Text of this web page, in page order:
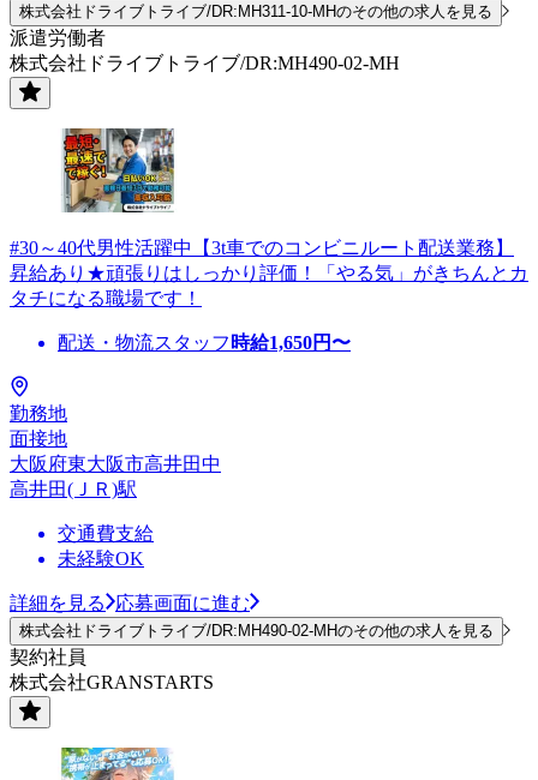
株式会社ドライブトライブ/DR:MH311-10-MHのその他の求人を見る
派遣労働者
株式会社ドライブトライブ/DR:MH490-02-MH
#30～40代男性活躍中【3t車でのコンビニルート配送業務】
昇給あり★頑張りはしっかり評価！「やる気」がきちんとカ
タチになる職場です！
配送・物流スタッフ 時給1,650円〜
勤務地
面接地
大阪府東大阪市高井田中
高井田(ＪＲ)駅
交通費支給
未経験OK
詳細を見る 応募画面に進む
株式会社ドライブトライブ/DR:MH490-02-MHのその他の求人を見る
契約社員
株式会社GRANSTARTS